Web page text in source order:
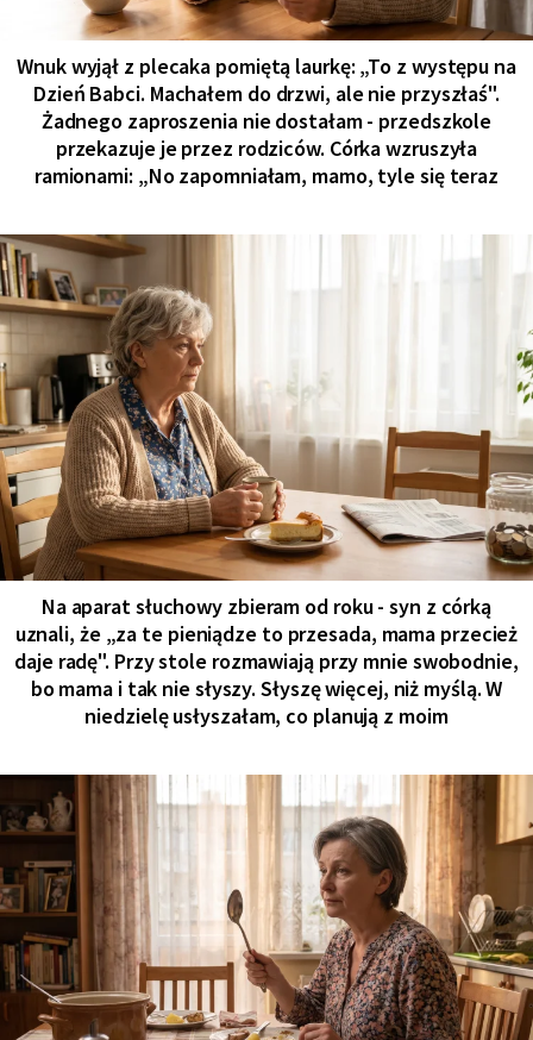
Wnuk wyjął z plecaka pomiętą laurkę: „To z występu na
Dzień Babci. Machałem do drzwi, ale nie przyszłaś".
Żadnego zaproszenia nie dostałam - przedszkole
przekazuje je przez rodziców. Córka wzruszyła
ramionami: „No zapomniałam, mamo, tyle się teraz
Na aparat słuchowy zbieram od roku - syn z córką
uznali, że „za te pieniądze to przesada, mama przecież
daje radę". Przy stole rozmawiają przy mnie swobodnie,
bo mama i tak nie słyszy. Słyszę więcej, niż myślą. W
niedzielę usłyszałam, co planują z moim